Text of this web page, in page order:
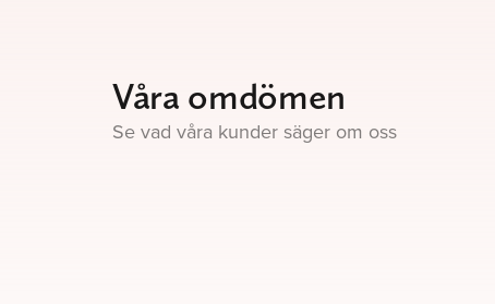
Våra omdömen
Se vad våra kunder säger om oss